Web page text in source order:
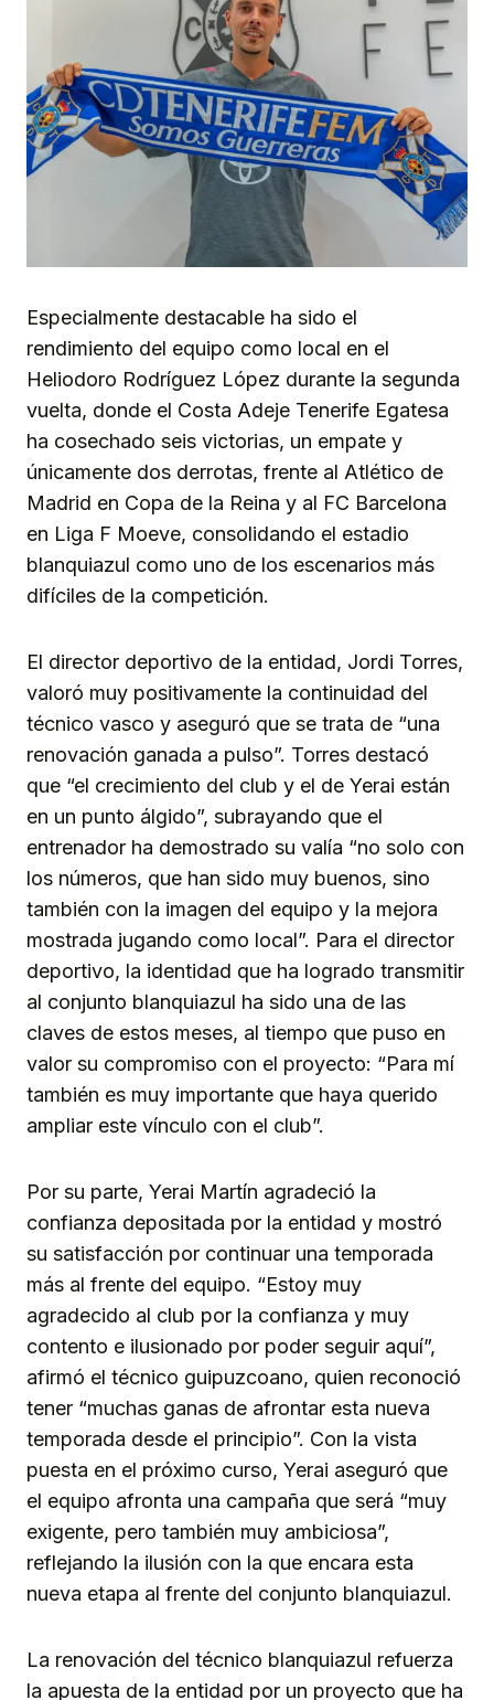
Especialmente destacable ha sido el
rendimiento del equipo como local en el
Heliodoro Rodríguez López durante la segunda
vuelta, donde el Costa Adeje Tenerife Egatesa
ha cosechado seis victorias, un empate y
únicamente dos derrotas, frente al Atlético de
Madrid en Copa de la Reina y al FC Barcelona
en Liga F Moeve, consolidando el estadio
blanquiazul como uno de los escenarios más
difíciles de la competición.
El director deportivo de la entidad, Jordi Torres,
valoró muy positivamente la continuidad del
técnico vasco y aseguró que se trata de “una
renovación ganada a pulso”. Torres destacó
que “el crecimiento del club y el de Yerai están
en un punto álgido”, subrayando que el
entrenador ha demostrado su valía “no solo con
los números, que han sido muy buenos, sino
también con la imagen del equipo y la mejora
mostrada jugando como local”. Para el director
deportivo, la identidad que ha logrado transmitir
al conjunto blanquiazul ha sido una de las
claves de estos meses, al tiempo que puso en
valor su compromiso con el proyecto: “Para mí
también es muy importante que haya querido
ampliar este vínculo con el club”.
Por su parte, Yerai Martín agradeció la
confianza depositada por la entidad y mostró
su satisfacción por continuar una temporada
más al frente del equipo. “Estoy muy
agradecido al club por la confianza y muy
contento e ilusionado por poder seguir aquí”,
afirmó el técnico guipuzcoano, quien reconoció
tener “muchas ganas de afrontar esta nueva
temporada desde el principio”. Con la vista
puesta en el próximo curso, Yerai aseguró que
el equipo afronta una campaña que será “muy
exigente, pero también muy ambiciosa”,
reflejando la ilusión con la que encara esta
nueva etapa al frente del conjunto blanquiazul.
La renovación del técnico blanquiazul refuerza
la apuesta de la entidad por un proyecto que ha